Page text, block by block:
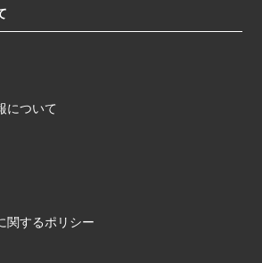
について
関するポリシー